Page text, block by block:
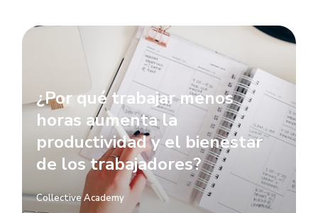
¿Por qué trabajar menos
horas aumenta la
productividad y el bienestar
de los trabajadores?
Collective Academy